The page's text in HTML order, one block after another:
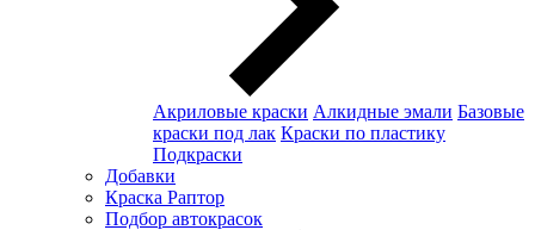
Акриловые краски Алкидные эмали Базовые
краски под лак Краски по пластику
Подкраски
Добавки
Краска Раптор
Подбор автокрасок